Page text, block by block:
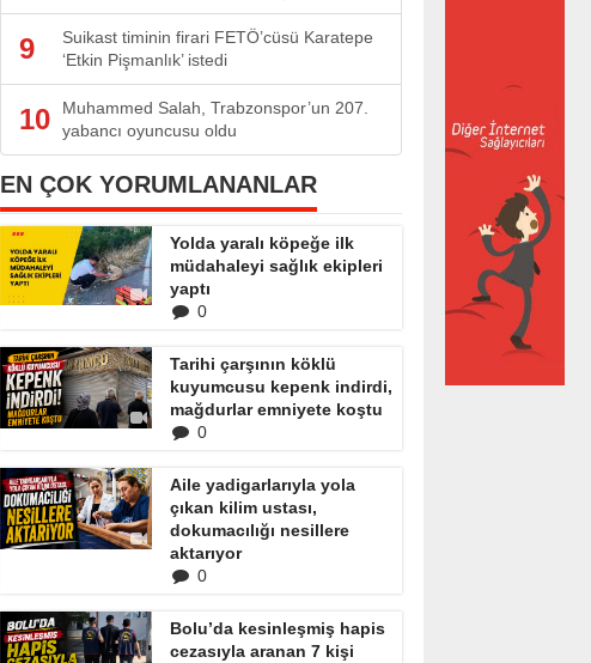
9
Suikast timinin firari FETÖ’cüsü Karatepe
‘Etkin Pişmanlık’ istedi
10
Muhammed Salah, Trabzonspor’un 207.
yabancı oyuncusu oldu
EN ÇOK YORUMLANANLAR
Yolda yaralı köpeğe ilk
müdahaleyi sağlık ekipleri
yaptı
0
Tarihi çarşının köklü
kuyumcusu kepenk indirdi,
mağdurlar emniyete koştu
0
Aile yadigarlarıyla yola
çıkan kilim ustası,
dokumacılığı nesillere
aktarıyor
0
Bolu’da kesinleşmiş hapis
cezasıyla aranan 7 kişi